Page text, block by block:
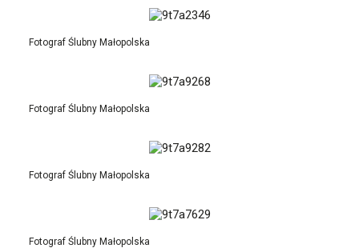
Fotograf Ślubny Małopolska
Fotograf Ślubny Małopolska
Fotograf Ślubny Małopolska
Fotograf Ślubny Małopolska